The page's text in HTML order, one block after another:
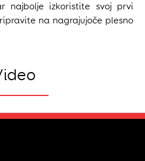
najbolje izkoristite svoj prvi
na nagrajujoče plesno